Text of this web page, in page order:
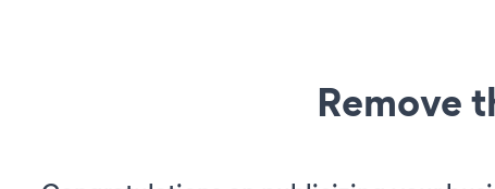
Remove